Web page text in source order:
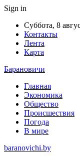
Sign in
Суббота, 8
Контакты
Лента
Карта
Барановичи
Главная
Экономика
Общество
Происшествия
Погода
В мире
baranovichi.by